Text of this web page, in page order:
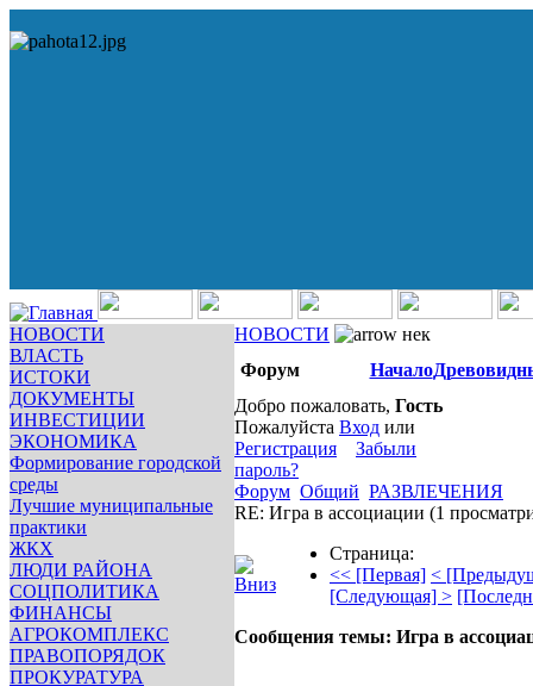
НОВОСТИ
ВЛАСТЬ
ИСТОКИ
ДОКУМЕНТЫ
ИНВЕСТИЦИИ
ЭКОНОМИКА
Формирование городской
среды
Лучшие муниципальные
практики
ЖКХ
ЛЮДИ РАЙОНА
СОЦПОЛИТИКА
ФИНАНСЫ
АГРОКОМПЛЕКС
ПРАВОПОРЯДОК
ПРОКУРАТУРА
НОВОСТИ
нек
Форум
Начало
Добро пожаловать, Гость
Пожалуйста Вход или
Регистрация
Забыли
пароль?
Форум Общий РАЗВЛЕЧЕНИЯ
RE: Игра в ассоциации (1
Страница:
<< [Первая] <
[Следующая] >
Сообщения темы: Игра в